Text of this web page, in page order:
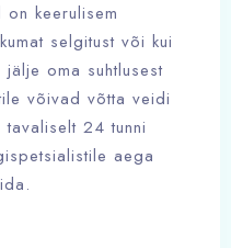
keerulisem
selgitust või kui
oma suhtlusest
võivad võtta veidi
24 tunni
aega